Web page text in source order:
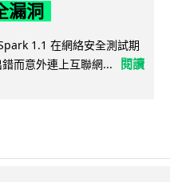
漏洞
1.1 在網絡安全測試期
而意外連上互聯網...
閱讀